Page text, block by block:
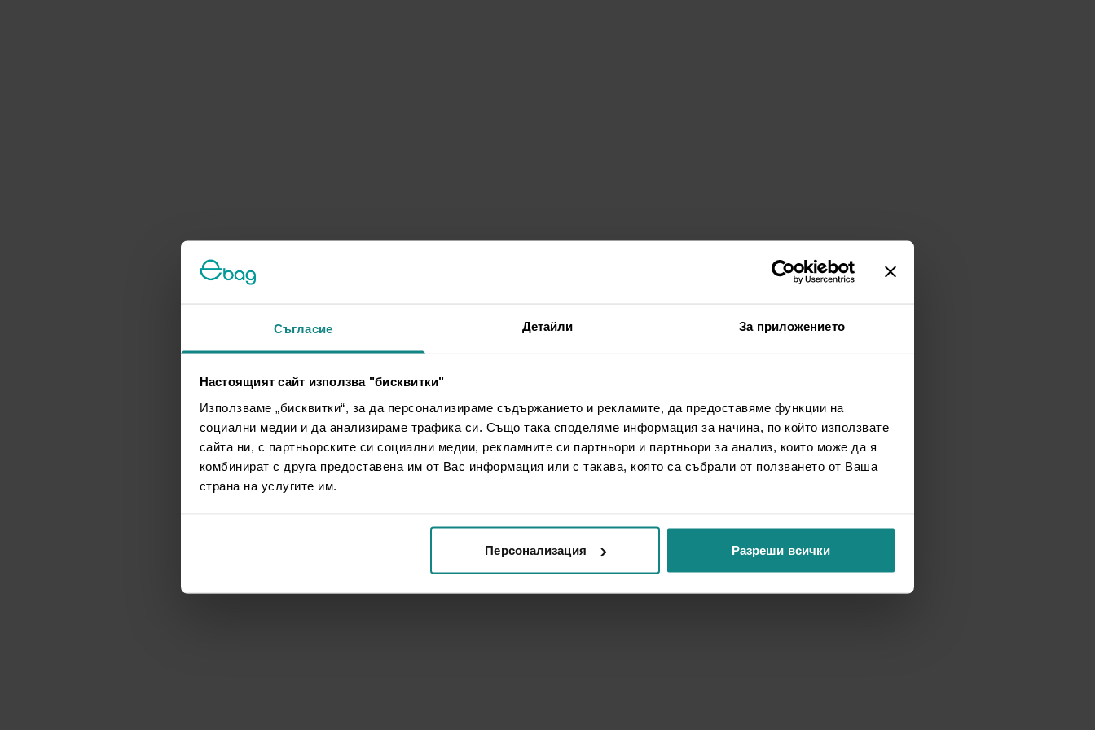
Съгласие Детайли За приложението
Настоящият сайт използва "бисквитки"
Използваме „бисквитки“, за да персонализираме съдържанието и рекламите, да предоставяме функции на
социални медии и да анализираме трафика си. Също така споделяме информация за начина, по който използвате
сайта ни, с партньорските си социални медии, рекламните си партньори и партньори за анализ, които може да я
комбинират с друга предоставена им от Вас информация или с такава, която са събрали от ползването от Ваша
страна на услугите им.
Персонализация Разреши всички